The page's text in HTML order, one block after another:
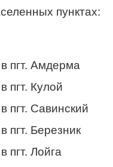
пунктах:
пгт. Амдерма
пгт. Кулой
пгт. Савинский
пгт. Березник
пгт. Лойга